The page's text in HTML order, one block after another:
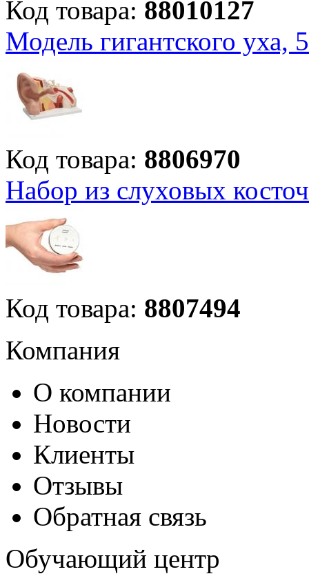
Код товара: 88010127
Модель гигантского уха,
Код товара: 8806970
Набор из слуховых
Код товара: 8807494
Компания
О компании
Новости
Клиенты
Отзывы
Обратная связь
Обучающий центр